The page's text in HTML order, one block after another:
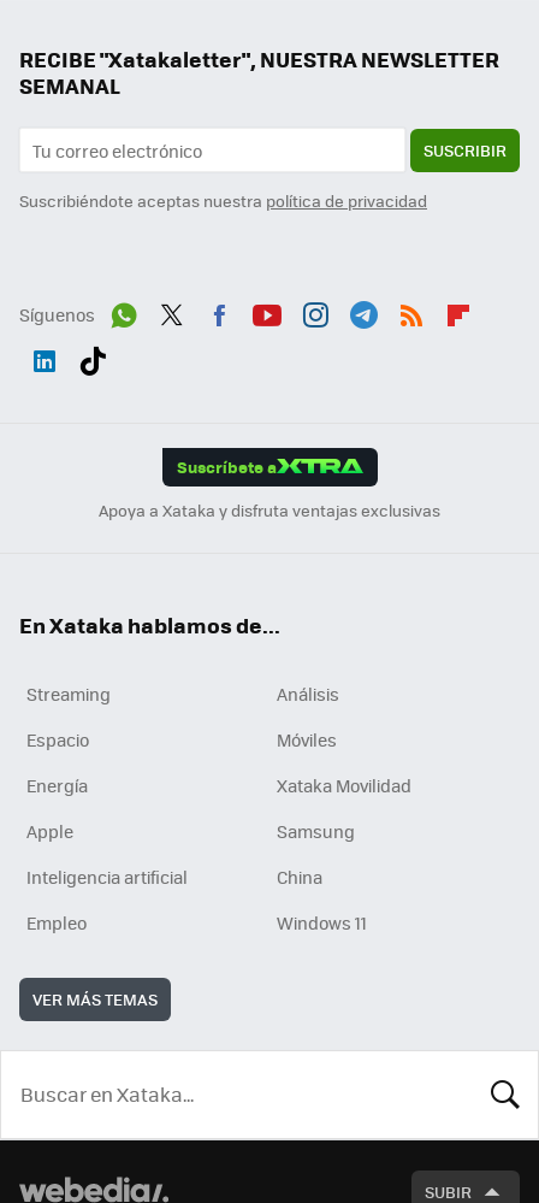
RECIBE "Xatakaletter", NUESTRA NEWSLETTER
SEMANAL
SUSCRIBIR
Suscribiéndote aceptas nuestra política de privacidad
Síguenos
Suscríbete a
Apoya a Xataka y disfruta ventajas exclusivas
En Xataka hablamos de...
Streaming
Análisis
Espacio
Móviles
Energía
Xataka Movilidad
Apple
Samsung
Inteligencia artificial
China
Empleo
Windows 11
VER MÁS TEMAS
SUBIR